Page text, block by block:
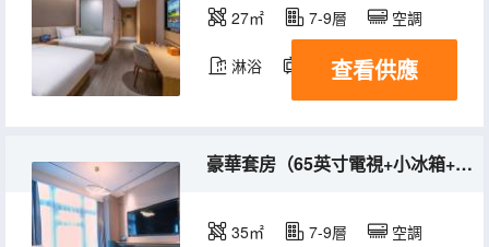
27㎡ 7-9層 空調
淋浴 電視機
查看供應
豪華套房（65英寸電視+小冰箱+全屋智能）
35㎡ 7-9層 空調